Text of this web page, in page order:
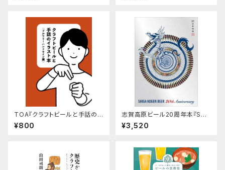
TOA『クラフトビールと手話の
本〈ブルワリーハンドサイン編〉』
¥800
志賀高原ビール20周年本『SHI
GA KOGEN BEER 20th Anni
versary』
¥3,520